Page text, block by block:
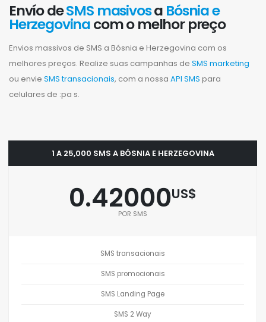
Envío deSMS masivosa Bósnia e
Herzegovinacom o melhor preço
Envios massivos de SMS a Bósnia e Herzegovina com os
melhores preços. Realize suas campanhas de SMS marketing
ou envie SMS transacionais, com a nossa API SMS para
celulares de :pa s.
1 A 25,000 SMS A BÓSNIA E HERZEGOVINA
0.42000US$
POR SMS
SMS transacionais
SMS promocionais
SMS Landing Page
SMS 2 Way